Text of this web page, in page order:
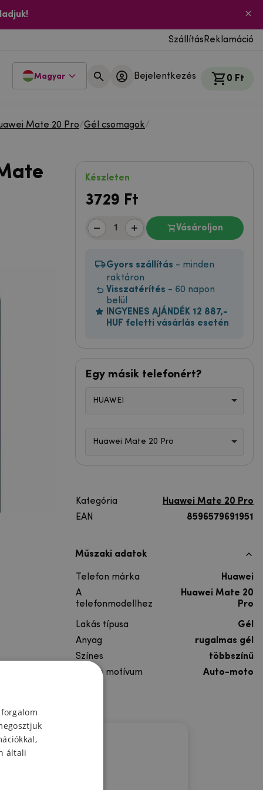
Szállítás Reklamáció
Magyar Bejelentkezés 0 Ft
Mate 20 Pro/Gél csomagok/
Készleten
3729 Ft
Vásároljon
Gyors szállítás - minden
raktáron
Visszatérítés - 60 napon
belül
INGYENES AJÁNDÉK 12 887,-
HUF feletti vásárlás esetén
Egy másik telefonért?
HUAWEI
Huawei Mate 20 Pro
Kategória
Huawei Mate 20 Pro
EAN
8596579691951
Műszaki adatok
Telefon márka
Huawei
A
telefonmodellhez
Huawei Mate 20
Pro
Lakás típusa
Gél
Anyag
rugalmas gél
Színes
többszínű
Színes motívum
Auto-moto
általi